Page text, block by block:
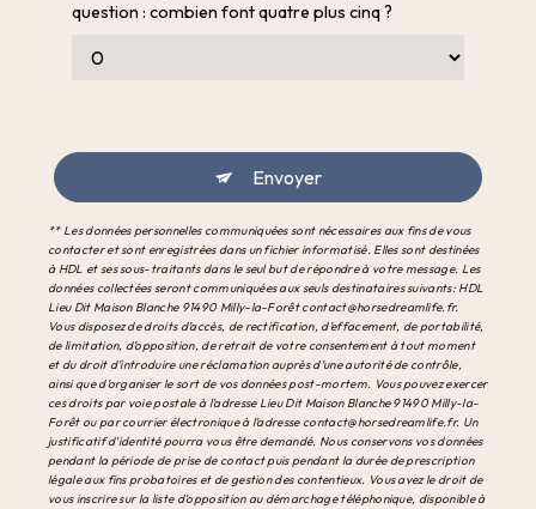
question : combien font quatre plus cinq ?
Envoyer
** Les données personnelles communiquées sont nécessaires aux fins de vous
contacter et sont enregistrées dans un fichier informatisé. Elles sont destinées
à HDL et ses sous-traitants dans le seul but de répondre à votre message. Les
données collectées seront communiquées aux seuls destinataires suivants: HDL
Lieu Dit Maison Blanche 91490 Milly-la-Forêt contact@horsedreamlife.fr.
Vous disposez de droits d’accès, de rectification, d’effacement, de portabilité,
de limitation, d’opposition, de retrait de votre consentement à tout moment
et du droit d’introduire une réclamation auprès d’une autorité de contrôle,
ainsi que d’organiser le sort de vos données post-mortem. Vous pouvez exercer
ces droits par voie postale à l'adresse Lieu Dit Maison Blanche 91490 Milly-la-
Forêt ou par courrier électronique à l'adresse contact@horsedreamlife.fr. Un
justificatif d'identité pourra vous être demandé. Nous conservons vos données
pendant la période de prise de contact puis pendant la durée de prescription
légale aux fins probatoires et de gestion des contentieux. Vous avez le droit de
vous inscrire sur la liste d'opposition au démarchage téléphonique, disponible à